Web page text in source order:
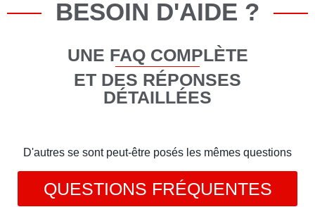
BESOIN D'AIDE ?
UNE FAQ COMPLÈTE
ET DES RÉPONSES
DÉTAILLÉES
D'autres se sont peut-être posés les mêmes questions
QUESTIONS FRÉQUENTES